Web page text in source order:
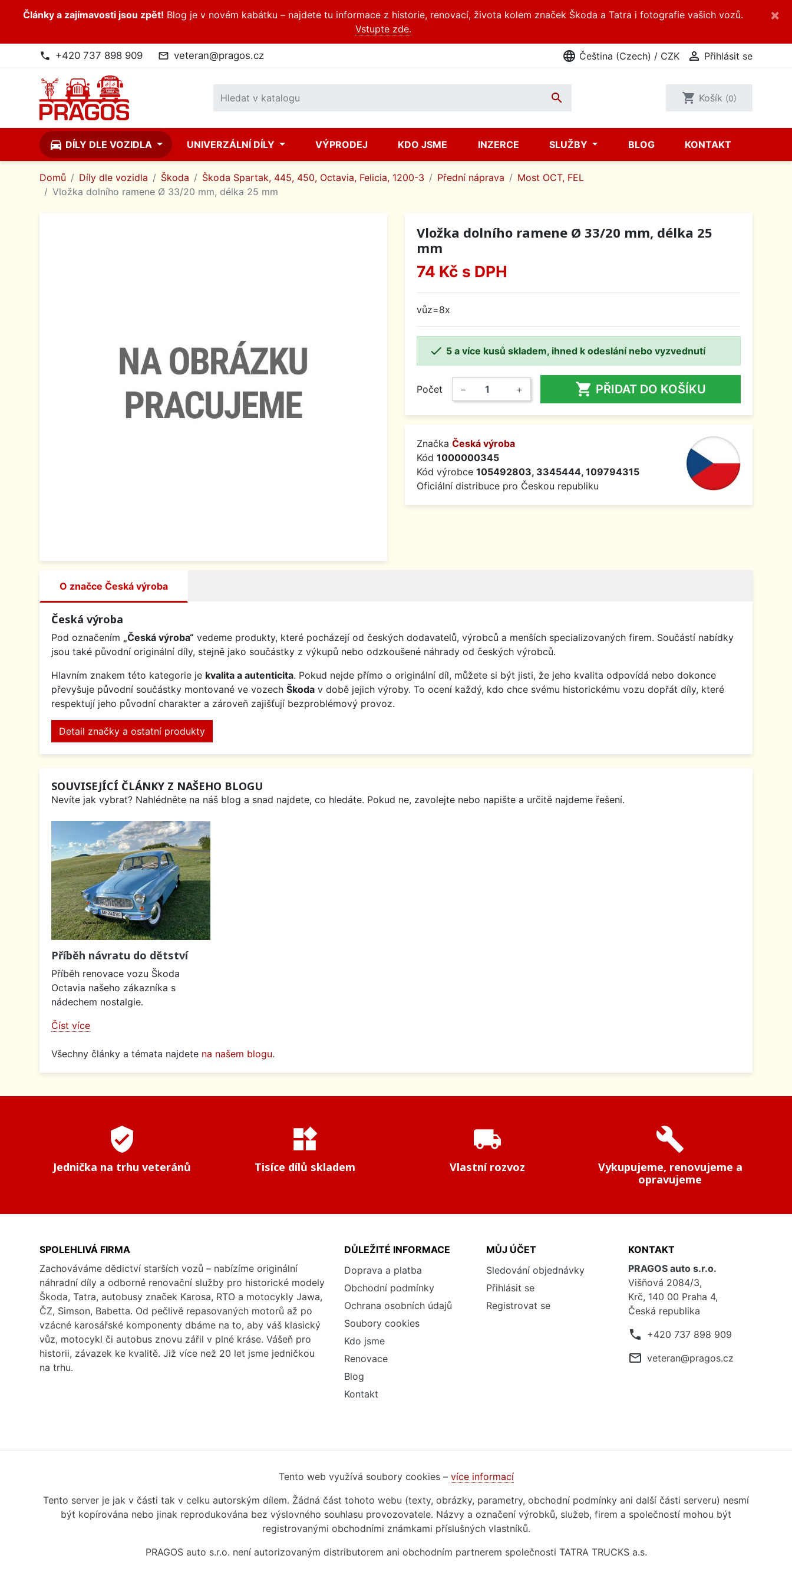
Články a zajímavosti jsou zpět! Blog je v novém kabátku – najdete tu informace z historie, renovací, života kolem značek Škoda a Tatra i fotografie vašich vozů.
Vstupte zde.
×
phone +420 737 898 909 mail_outline veteran@pragos.cz language Čeština (Czech) / CZK  Přihlásit se
 shopping_cart Košík (0)
directions_car DÍLY DLE VOZIDLA UNIVERZÁLNÍ DÍLY VÝPRODEJ KDO JSME INZERCE SLUŽBY BLOG KONTAKT
Domů Díly dle vozidla Škoda Škoda Spartak, 445, 450, Octavia, Felicia, 1200-3 Přední náprava
Most OCT, FEL
Vložka dolního ramene Ø 33/20 mm, délka 25 mm
Vložka dolního ramene Ø 33/20 mm, délka 25
mm
74 Kč s DPH
vůz=8x
 5 a více kusů skladem, ihned k odeslání nebo vyzvednutí
Počet − +  PŘIDAT DO KOŠÍKU
Značka Česká výroba
Kód 1000000345
Kód výrobce 105492803, 3345444, 109794315
Oficiální distribuce pro Českou republiku
O značce Česká výroba
Česká výroba
Pod označením „Česká výroba“ vedeme produkty, které pocházejí od českých dodavatelů, výrobců a menších specializovaných firem. Součástí nabídky
jsou také původní originální díly, stejně jako součástky z výkupů nebo odzkoušené náhrady od českých výrobců.
Hlavním znakem této kategorie je kvalita a autenticita. Pokud nejde přímo o originální díl, můžete si být jisti, že jeho kvalita odpovídá nebo dokonce
převyšuje původní součástky montované ve vozech Škoda v době jejich výroby. To ocení každý, kdo chce svému historickému vozu dopřát díly, které
respektují jeho původní charakter a zároveň zajišťují bezproblémový provoz.
Detail značky a ostatní produkty
SOUVISEJÍCÍ ČLÁNKY Z NAŠEHO BLOGU
Nevíte jak vybrat? Nahlédněte na náš blog a snad najdete, co hledáte. Pokud ne, zavolejte nebo napište a určitě najdeme řešení.
Příběh návratu do dětství
Příběh renovace vozu Škoda
Octavia našeho zákazníka s
nádechem nostalgie.
Číst více
Všechny články a témata najdete na našem blogu.
verified_user
Jednička na trhu veteránů
widgets
Tisíce dílů skladem
local_shipping
Vlastní rozvoz
build
Vykupujeme, renovujeme a
opravujeme
SPOLEHLIVÁ FIRMA
Zachováváme dědictví starších vozů – nabízíme originální
náhradní díly a odborné renovační služby pro historické modely
Škoda, Tatra, autobusy značek Karosa, RTO a motocykly Jawa,
ČZ, Simson, Babetta. Od pečlivě repasovaných motorů až po
vzácné karosářské komponenty dbáme na to, aby váš klasický
vůz, motocykl či autobus znovu zářil v plné kráse. Vášeň pro
historii, závazek ke kvalitě. Již více než 20 let jsme jedničkou
na trhu.
DŮLEŽITÉ INFORMACE
Doprava a platba
Obchodní podmínky
Ochrana osobních údajů
Soubory cookies
Kdo jsme
Renovace
Blog
Kontakt
MŮJ ÚČET
Sledování objednávky
Přihlásit se
Registrovat se
KONTAKT
PRAGOS auto s.r.o.
Višňová 2084/3,
Krč, 140 00 Praha 4,
Česká republika
phone +420 737 898 909
mail_outline veteran@pragos.cz
Tento web využívá soubory cookies – více informací
Tento server je jak v části tak v celku autorským dílem. Žádná část tohoto webu (texty, obrázky, parametry, obchodní podmínky ani další části serveru) nesmí
být kopírována nebo jinak reprodukována bez výslovného souhlasu provozovatele. Názvy a označení výrobků, služeb, firem a společností mohou být
registrovanými obchodními známkami příslušných vlastníků.
PRAGOS auto s.r.o. není autorizovaným distributorem ani obchodním partnerem společnosti TATRA TRUCKS a.s.